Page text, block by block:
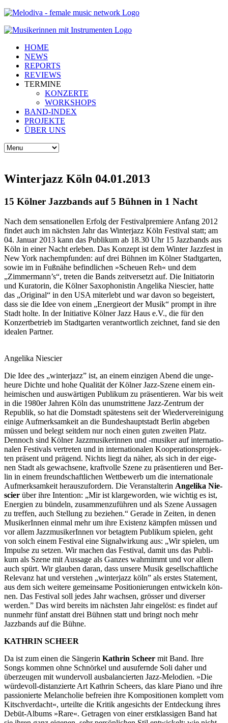
HOME
NEWS
REPORTS
REVIEWS
TERMINE
KONZERTE
WORKSHOPS
BAND-INDEX
PROJEKTE
ÜBER UNS
Winterjazz Köln 04.01.2013
15 Kölner Jazzbands auf 5 Bühnen in 1 Nacht
Nach dem sensationellen Erfolg der Festivalpremiere Anfang 2012
fin­det auch im nächsten Jahr das Winterjazz Köln Festival statt; am
04. Januar 2013 kann das Publikum ab 18.30 Uhr 15 Jazzbands aus
Köln in einer Nacht erleben. Das Konzept ist dem Winter Jazzfest in
New York nachempfunden: auf drei Bühnen im Köl­ner Stadt­gar­ten,
sowie im in Fußnähe befindlichen »Scheuen Reh« und dem
„Zimmermann’s“, treten die Bands zeitversetzt auf. Die Initiatorin
und Kuratorin, die Kölner Saxophonistin Angelika Niescier, hatte
das „Original“ in den USA miterlebt und war davon so begeistert,
dass sie die Idee von einem „Ener­gie­ort der Musik“ prompt in ihre
Stadt holte. In der Initiative Kölner Jazz Haus e.V., die für den
Konzertbetrieb im Stadtgarten verantwortlich zeichnet, fand sie den
idealen Partner.
Angelika Niescier
Die Idee des „win­ter­jazz” ist, an einem ein­zi­gen Abend die unge­
heure Dichte und hohe Qua­li­tät der Köl­ner Jazz-Szene einem ein­
hei­mi­schen und aus­wär­ti­gen Publi­kum zu präsentieren. War bis weit
in die 1980er Jah­ren Köln das unum­strit­tene Jazz-Zentrum der
Repu­blik, so hat die Dom­stadt spä­tes­tens seit der Wie­der­ver­ei­ni­gung
einige Auf­merk­sam­keit an die Bun­des­haupt­stadt Ber­lin abge­ben
müs­sen und belegt seit­dem nur noch einen guten zwei­ten Platz.
Den­noch sind Köl­ner Jazz­mu­si­ke­rin­nen und -musi­ker auf inter­na­tio­
na­len Fes­ti­vals ver­tre­ten und in inter­na­tio­na­len Koope­ra­ti­ons­pro­jek­
ten prä­sent und prä­gend. Nichts liegt da näher, als sich in der eige­
nen Stadt als gewach­sene, kraft­volle Szene zu prä­sen­tie­ren und Ber­
lin in einem freund­schaft­li­chen Wett­be­werb um die inter­na­tio­nale
Auf­merk­sam­keit herauszufordern. Die Veranstalterin Ange­lika Nie­
scier über ihre Intention: „Mir ist klar­ge­wor­den, wie wich­tig es ist,
Ener­gien zu bün­deln, zusam­men­zu­füh­ren und als Szene Aus­sa­gen
zu tref­fen, auch Stel­lung zu bezie­hen.“ Gerade in Zeiten, in denen
MusikerInnen einmal mehr um ihre Existenz kämpfen müssen und
vor allem JazzmusikerInnen vor betagtem Publikum spielen, geht
von solch einem Festival eine Signalwirkung aus: „Wir spie­len, um
Impulse zu set­zen. Wir machen das Fes­ti­val, damit uns das Publi­
kum als Szene mit Aus­sage als Gan­zes wahr­nimmt und vor allem
auch spürt. Wir glau­ben daran, dass unsere Musik gesell­schaft­li­che
Rele­vanz hat und ver­ste­hen „win­ter­jazz köln” als ers­tes State­ment,
aus dem sich wei­tere gemein­same Posi­tio­nie­run­gen ent­wi­ckeln kön­
nen. Das Fes­ti­val soll jedes Jahr wach­sen, grös­ser und diver­ser
werden.” Das wird bereits im nächsten Jahr eingelöst: es findet auf
nunmehr fünf anstatt drei Bühnen statt und bringt noch mehr
Jazzbands auf die Bühne.
KATHRIN SCHEER
Da ist zum einen die Sängerin Kathrin Scheer mit Band. Ihre
Songs kommen ohne Schnörkel und ausufernde Soli daher und
überzeugen mit wundervoll ausbalancierten Jazz-Melodien. »Die
würdevoll-distanzierte Art Kathrin Scheers, das klare Piano und ihre
passionierte Melancholie befreien ihre Kompositionen komplett vom
Kitschverdacht«, urteilte die Kritik angesichts der Entdeckung ihres
Debüt-Albums »Rare«. Getragen von einer erstklassigen Band hat